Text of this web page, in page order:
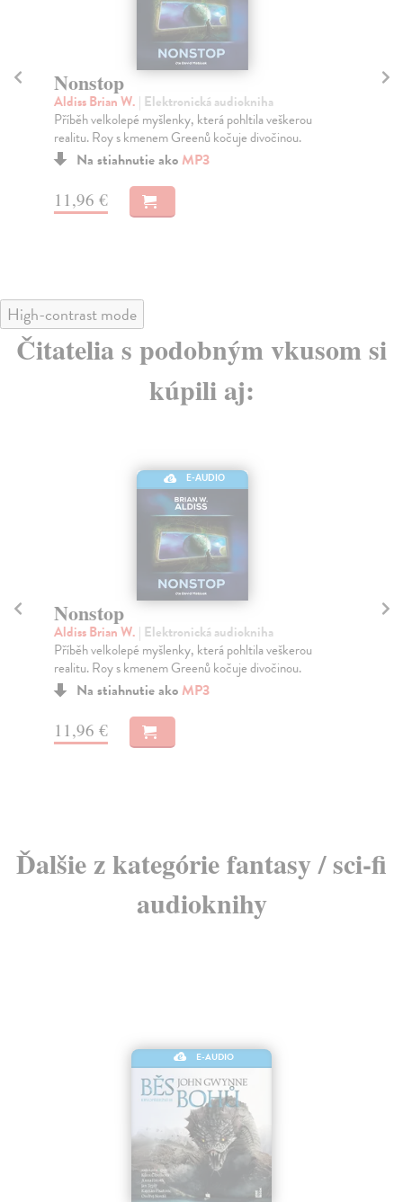
Nonstop
Aldiss Brian W. | Elektronická audiokniha
Příběh velkolepé myšlenky, která pohltila veškerou
realitu. Roy s kmenem Greenů kočuje divočinou.
Na stiahnutie ako MP3
11,96 €
High-contrast mode
Čitatelia s podobným vkusom si
kúpili aj:
E-AUDIO
Nonstop
Aldiss Brian W. | Elektronická audiokniha
Příběh velkolepé myšlenky, která pohltila veškerou
realitu. Roy s kmenem Greenů kočuje divočinou.
Na stiahnutie ako MP3
11,96 €
Ďalšie z kategórie fantasy / sci-fi
audioknihy
E-AUDIO